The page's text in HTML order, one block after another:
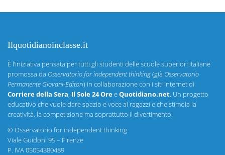
Ilquotidianoinclasse.it
È l’iniziativa pensata per tutti gli studenti delle scuole superiori italiane
promossa da Osservatorio for independent thinking(già Osservatorio
Permanente Giovani-Editori) in collaborazione con i siti internet di
Corriere della Sera, Il Sole 24 OreeQuotidiano.net. Un progetto
educativo che vuole dare spazio e voce ai ragazzi e che stimola la
creatività, la competizione ma soprattutto il divertimento.
©Osservatorio for independent thinking
Viale Guidoni 95 – Firenze
P. IVA 05054380489